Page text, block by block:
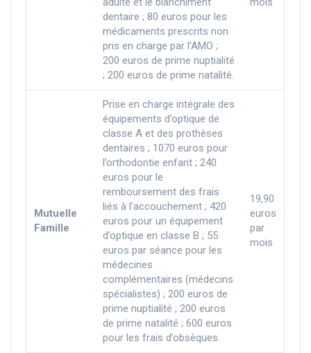
dentaire ; 80 euros pour les
médicaments prescrits non
pris en charge par l’AMO ;
200 euros de prime nuptialité
; 200 euros de prime natalité.
Mutuelle
Famille
Prise en charge intégrale des
équipements d’optique de
classe A et des prothèses
dentaires ; 1070 euros pour
l’orthodontie enfant ; 240
euros pour le
remboursement des frais
liés à l’accouchement ; 420
euros pour un équipement
d’optique en classe B ; 55
euros par séance pour les
médecines
complémentaires (médecins
spécialistes) ; 200 euros de
prime nuptialité ; 200 euros
de prime natalité ; 600 euros
pour les frais d’obsèques.
19,90
euros
par
mois